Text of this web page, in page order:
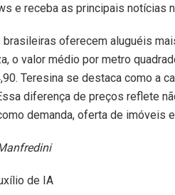
e receba as principais notícias
brasileiras oferecem aluguéis
o valor médio por metro
Teresina se destaca como a
diferença de preços reflete
demanda, oferta de imóveis
de IA